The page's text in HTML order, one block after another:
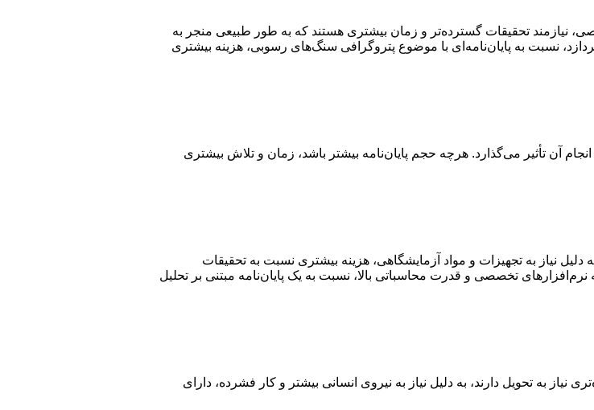
نیازمند تحقیقات گسترده‌تر و زمان بیشتری هستند که به طور طبیعی منجر به
نسبت به پایان‌نامه‌ای با موضوع پتروگرافی سنگ‌های رسوبی، هزینه بیشتری
آن تأثیر می‌گذارد. هرچه حجم پایان‌نامه بیشتر باشد، زمان و تلاش بیشتری
دلیل نیاز به تجهیزات و مواد آزمایشگاهی، هزینه بیشتری نسبت به تحقیقات
نرم‌افزارهای تخصصی و قدرت محاسباتی بالا، نسبت به یک پایان‌نامه مبتنی بر تحلیل
به تحویل دارند، به دلیل نیاز به نیروی انسانی بیشتر و کار فشرده، دارای